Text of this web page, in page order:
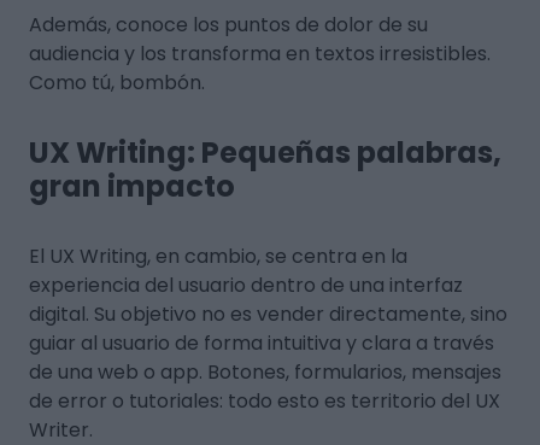
Además, conoce los puntos de dolor de su
audiencia y los transforma en textos irresistibles.
Como tú, bombón.
UX Writing: Pequeñas palabras,
gran impacto
El UX Writing, en cambio, se centra en la
experiencia del usuario dentro de una interfaz
digital. Su objetivo no es vender directamente, sino
guiar al usuario de forma intuitiva y clara a través
de una web o app. Botones, formularios, mensajes
de error o tutoriales: todo esto es territorio del UX
Writer.